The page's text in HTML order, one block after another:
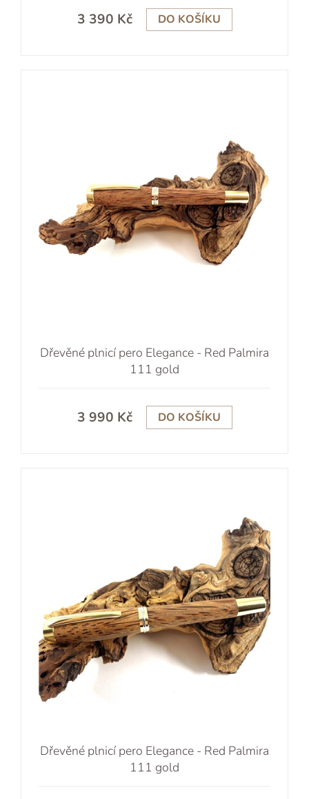
3 390 Kč DO KOŠÍKU
Dřevěné plnicí pero Elegance - Red Palmira
111 gold
3 990 Kč DO KOŠÍKU
Dřevěné plnicí pero Elegance - Red Palmira
111 gold